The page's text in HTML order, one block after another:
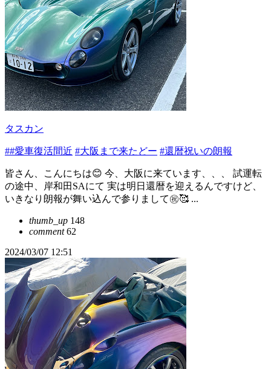
タスカン
##愛車復活間近 #大阪まで来たどー #還暦祝いの朗報
皆さん、こんにちは😊 今、大阪に来ています、、、 試運転
の途中、岸和田SAにて 実は明日還暦を迎えるんですけど、
いきなり朗報が舞い込んで参りまして㊗️🥰 ...
thumb_up 148
comment62
2024/03/07 12:51